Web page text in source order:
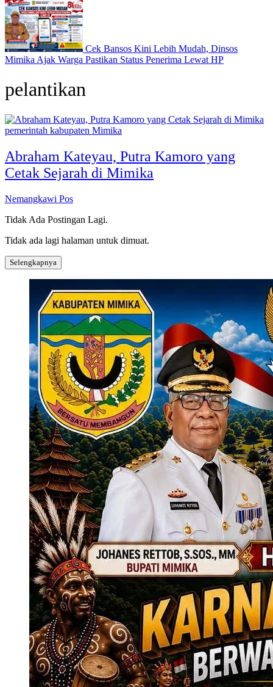
Cek Bansos Kini Lebih Mudah, Dinsos
Mimika Ajak Warga Pastikan Status Penerima Lewat HP
pelantikan
pemerintah kabupaten Mimika
Abraham Kateyau, Putra Kamoro yang
Cetak Sejarah di Mimika
Nemangkawi Pos
Tidak Ada Postingan Lagi.
Tidak ada lagi halaman untuk dimuat.
Selengkapnya